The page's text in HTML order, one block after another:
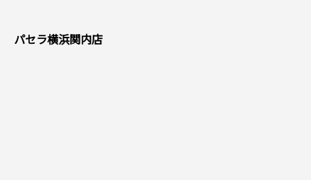
パセラ横浜関内店